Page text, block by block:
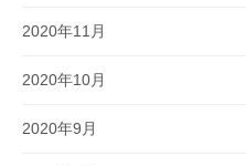
2020年11月
2020年10月
2020年9月